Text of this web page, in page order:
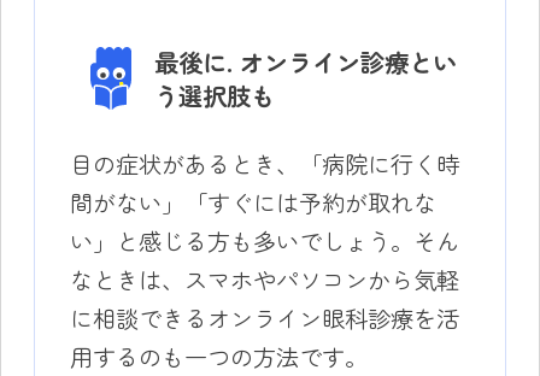
最後に. オンライン診療とい
う選択肢も
目の症状があるとき、「病院に行く時
間がない」「すぐには予約が取れな
い」と感じる方も多いでしょう。そん
なときは、スマホやパソコンから気軽
に相談できるオンライン眼科診療を活
用するのも一つの方法です。